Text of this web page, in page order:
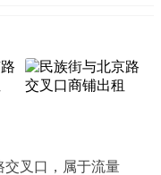
交叉口，属于流量